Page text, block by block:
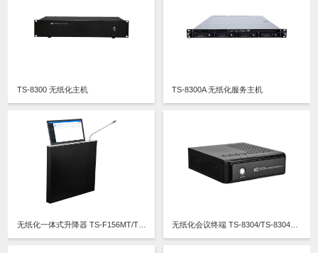
TS-8300 无纸化主机 TS-8300A 无纸化服务主机
无纸化一体式升降器 TS-F156MT/TS-F173MT/TS-FE156MT/TS-FE185MT